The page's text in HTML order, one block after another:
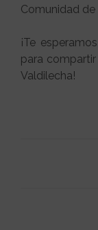
Comunidad de
¡Te
para
Valdilecha!